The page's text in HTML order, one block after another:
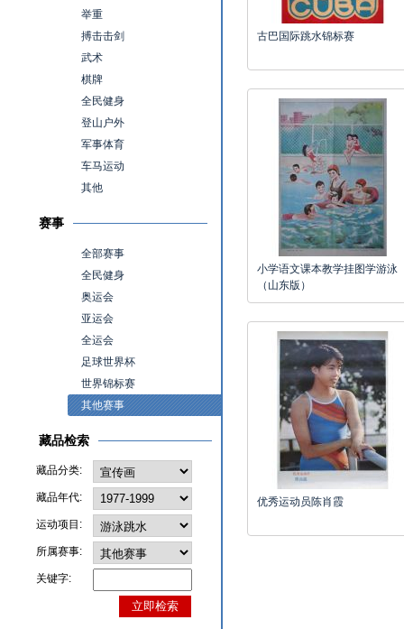
举重
搏击击剑
武术
棋牌
全民健身
登山户外
军事体育
车马运动
其他
赛事
全部赛事
全民健身
奥运会
亚运会
全运会
足球世界杯
世界锦标赛
其他赛事
藏品检索
藏品分类:
藏品年代:
运动项目:
所属赛事:
关键字:
古巴国际跳水锦标赛
小学语文课本教学挂图学游泳
（山东版）
优秀运动员陈肖霞